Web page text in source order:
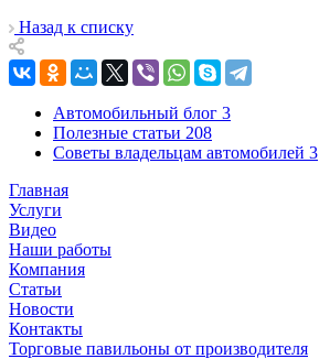
Назад к списку
Автомобильный блог 3
Полезные статьи 208
Советы владельцам автомобилей 3
Главная
Услуги
Видео
Наши работы
Компания
Статьи
Новости
Контакты
Торговые павильоны от производителя